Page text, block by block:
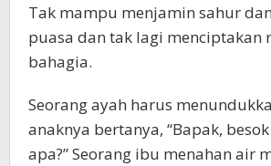
Tak mampu menjamin sahur
puasa dan tak lagi menciptakan
bahagia.
Seorang ayah harus
anaknya bertanya, “Bapak,
apa?” Seorang ibu menahan air